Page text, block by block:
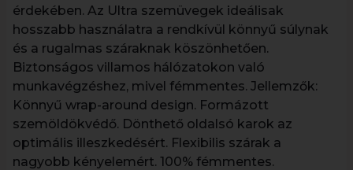
érdekében. Az Ultra szemüvegek ideálisak
hosszabb használatra a rendkívül könnyű súlynak
és a rugalmas száraknak köszönhetően.
Biztonságos villamos hálózatokon való
munkavégzéshez, mivel fémmentes. Jellemzők:
Könnyű wrap-around design. Formázott
szemöldökvédő. Dönthető oldalsó karok az
optimális illeszkedésért. Flexibilis szárak a
nagyobb kényelemért. 100% fémmentes.